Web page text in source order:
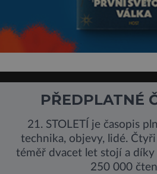
PŘEDPLATNÉ
21. STOLETÍ je časopis
technika, objevy, lidé.
téměř dvacet let stojí a
250 000